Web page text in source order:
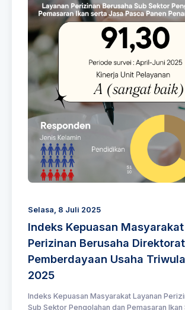
Selasa, 8 Juli 2025
Indeks Kepuasan
Perizinan Berusaha Direktorat
Pemberdayaan Usaha
2025
Indeks Kepuasan Masyarakat Layanan
Sub Sektor Pengolahan dan Pemasaran Ikan